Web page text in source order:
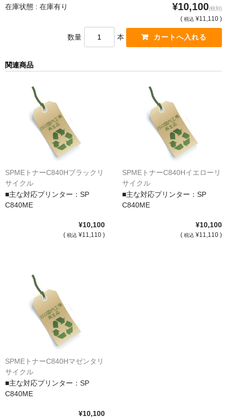
対応プリンターメーカー
見積書発行依頼
サイトマップ
在庫状態 : 在庫有り ¥10,100(税別)
( 税込 ¥11,110 )
数量 本
関連商品
SPMEトナーC840Hブラックリ
サイクル
■主な対応プリンター：SP
C840ME
¥10,100
( 税込 ¥11,110 )
SPMEトナーC840Hイエローリ
サイクル
■主な対応プリンター：SP
C840ME
¥10,100
( 税込 ¥11,110 )
SPMEトナーC840Hマゼンタリ
サイクル
■主な対応プリンター：SP
C840ME
¥10,100